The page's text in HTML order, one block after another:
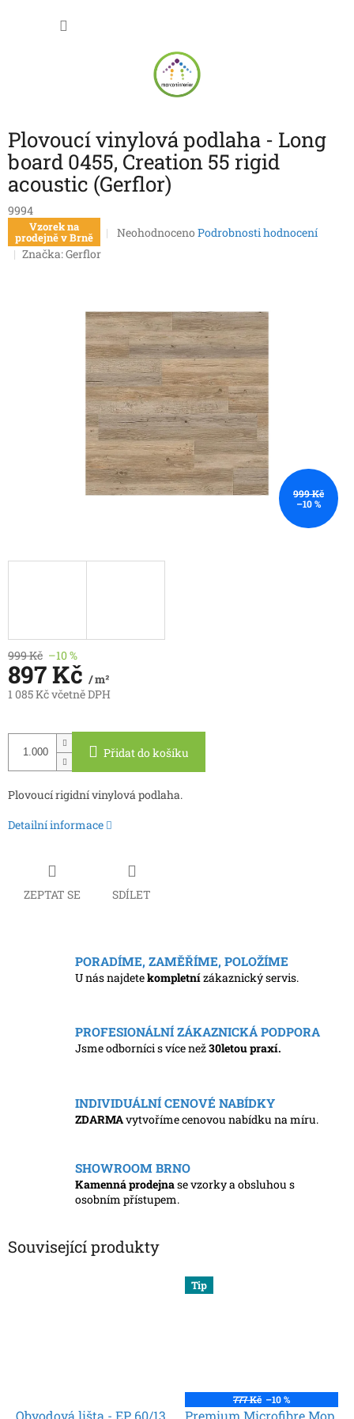
Plovoucí vinylová podlaha - Long
board 0455, Creation 55 rigid
acoustic (Gerflor)
9994
Vzorek na
prodejně v Brně
Průměrné
5
hvězdiček.
Neohodnoceno Podrobnosti hodnocení
Značka:Gerflor
999 Kč
–10 %
999 Kč –10 %
897 Kč / m²
1 085 Kč včetně DPH
cena:
Přidat do košíku
Plovoucí rigidní vinylová podlaha.
Detailní informace
ZEPTAT SE SDÍLET
PORADÍME, ZAMĚŘÍME, POLOŽÍME
U nás najdetekompletnízákaznický servis.
PROFESIONÁLNÍ ZÁKAZNICKÁ PODPORA
Jsme odborníci s více než30letou praxí.
INDIVIDUÁLNÍ CENOVÉ NABÍDKY
ZDARMAvytvoříme cenovou nabídku na míru.
SHOWROOM BRNO
Kamenná prodejnase vzorky a obsluhou s
osobním přístupem.
Související produkty
Obvodová lišta - EP 60/13
Tip
777 Kč –10 %
Premium Microfibre Mop